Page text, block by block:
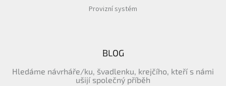
Provizní systém
BLOG
Hledáme návrháře/ku, švadlenku, krejčího, kteří s námi
ušijí společný příběh